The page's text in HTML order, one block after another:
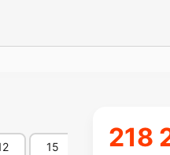
15 16 20
218